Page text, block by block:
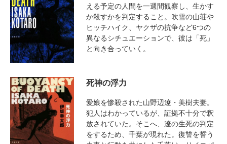
える予定の人間を一週間観察し、生かす
か殺すかを判定すること。吹雪の山荘や
ヒッチハイク、ヤクザの抗争など6つの
異なるシチュエーションで、彼は「死」
と向き合っていく。
死神の浮力
愛娘を惨殺された山野辺遼・美樹夫妻。
犯人はわかっているが、証拠不十分で釈
放されていた。そこへ、遼の生死の判定
をするため、千葉が現れた。復讐を誓う